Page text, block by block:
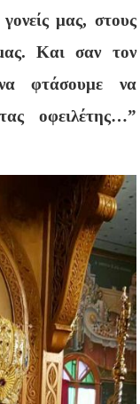
μας, στους
Και σαν τον
φτάσουμε να
οφειλέτης…”